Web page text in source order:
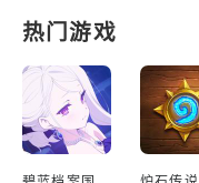
热门游戏